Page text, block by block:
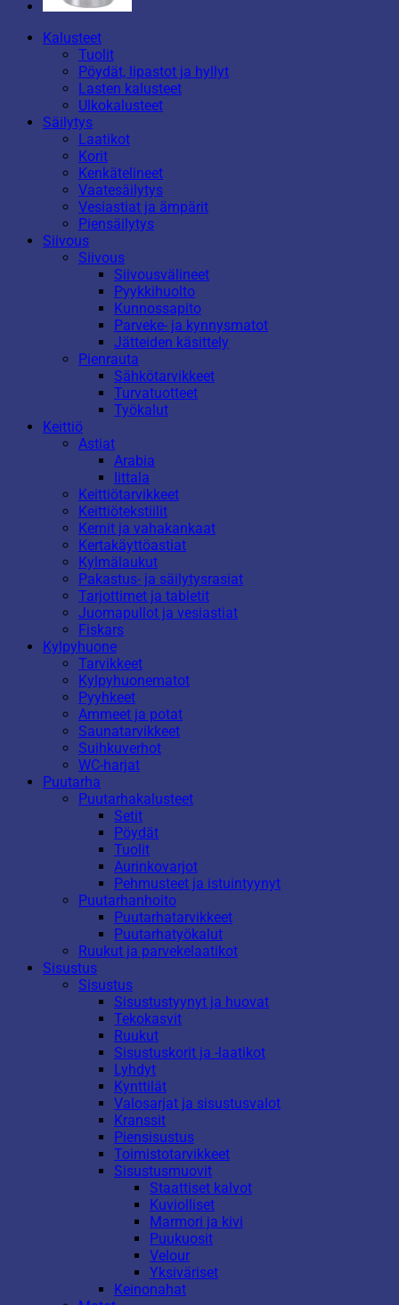
Kalusteet
Tuolit
Pöydät, lipastot ja hyllyt
Lasten kalusteet
Ulkokalusteet
Säilytys
Laatikot
Korit
Kenkätelineet
Vaatesäilytys
Vesiastiat ja ämpärit
Piensäilytys
Siivous
Siivous
Siivousvälineet
Pyykkihuolto
Kunnossapito
Parveke- ja kynnysmatot
Jätteiden käsittely
Pienrauta
Sähkötarvikkeet
Turvatuotteet
Työkalut
Keittiö
Astiat
Arabia
Iittala
Keittiötarvikkeet
Keittiötekstiilit
Kernit ja vahakankaat
Kertakäyttöastiat
Kylmälaukut
Pakastus- ja säilytysrasiat
Tarjottimet ja tabletit
Juomapullot ja vesiastiat
Fiskars
Kylpyhuone
Tarvikkeet
Kylpyhuonematot
Pyyhkeet
Ammeet ja potat
Saunatarvikkeet
Suihkuverhot
WC-harjat
Puutarha
Puutarhakalusteet
Setit
Pöydät
Tuolit
Aurinkovarjot
Pehmusteet ja istuintyynyt
Puutarhanhoito
Puutarhatarvikkeet
Puutarhatyökalut
Ruukut ja parvekelaatikot
Sisustus
Sisustus
Sisustustyynyt ja huovat
Tekokasvit
Ruukut
Sisustuskorit ja -laatikot
Lyhdyt
Kynttilät
Valosarjat ja sisustusvalot
Kranssit
Piensisustus
Toimistotarvikkeet
Sisustusmuovit
Staattiset kalvot
Kuviolliset
Marmori ja kivi
Puukuosit
Velour
Yksiväriset
Keinonahat